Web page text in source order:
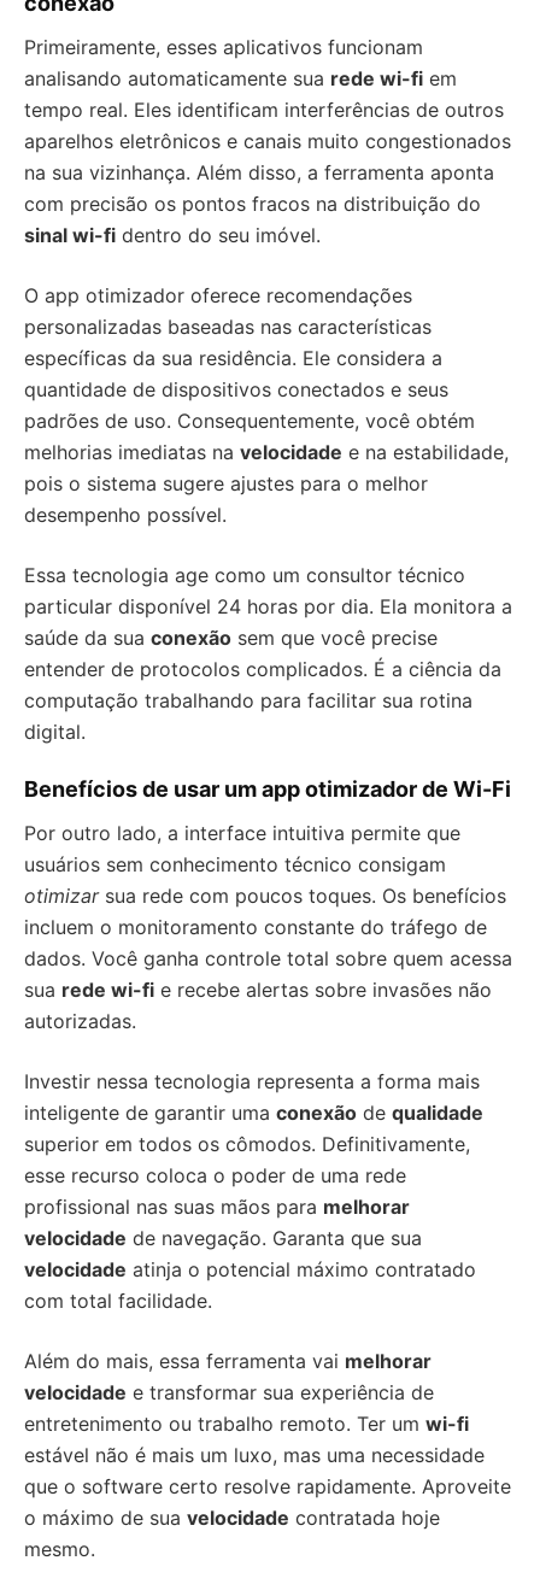
Primeiramente, esses aplicativos funcionam
analisando automaticamente sua rede wi-fi em
tempo real. Eles identificam interferências de outros
aparelhos eletrônicos e canais muito congestionados
na sua vizinhança. Além disso, a ferramenta aponta
com precisão os pontos fracos na distribuição do
sinal wi-fi dentro do seu imóvel.
O app otimizador oferece recomendações
personalizadas baseadas nas características
específicas da sua residência. Ele considera a
quantidade de dispositivos conectados e seus
padrões de uso. Consequentemente, você obtém
melhorias imediatas na velocidade e na estabilidade,
pois o sistema sugere ajustes para o melhor
desempenho possível.
Essa tecnologia age como um consultor técnico
particular disponível 24 horas por dia. Ela monitora a
saúde da sua conexão sem que você precise
entender de protocolos complicados. É a ciência da
computação trabalhando para facilitar sua rotina
digital.
Benefícios de usar um app otimizador de Wi-Fi
Por outro lado, a interface intuitiva permite que
usuários sem conhecimento técnico consigam
otimizarsua rede com poucos toques. Os benefícios
incluem o monitoramento constante do tráfego de
dados. Você ganha controle total sobre quem acessa
sua rede wi-fi e recebe alertas sobre invasões não
autorizadas.
Investir nessa tecnologia representa a forma mais
inteligente de garantir uma conexão de qualidade
superior em todos os cômodos. Definitivamente,
esse recurso coloca o poder de uma rede
profissional nas suas mãos para melhorar
velocidade de navegação. Garanta que sua
velocidade atinja o potencial máximo contratado
com total facilidade.
Além do mais, essa ferramenta vai melhorar
velocidade e transformar sua experiência de
entretenimento ou trabalho remoto. Ter um wi-fi
estável não é mais um luxo, mas uma necessidade
que o software certo resolve rapidamente. Aproveite
o máximo de sua velocidade contratada hoje
mesmo.